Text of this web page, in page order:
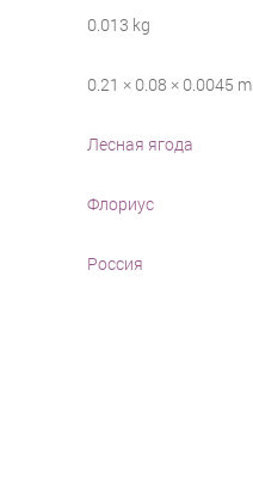
0.013 kg
0.21 × 0.08 × 0.0045 m
Лесная ягода
Флориус
Россия